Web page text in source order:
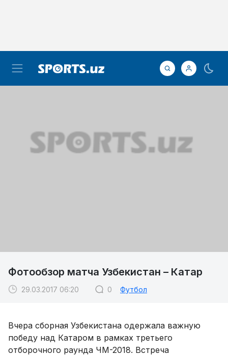
Фотообзор матча Узбекистан – Катар
29.03.2017 06:20 0 Футбол
Вчера сборная Узбекистана одержала важную
победу над Катаром в рамках третьего
отборочного раунда ЧМ-2018. Встреча